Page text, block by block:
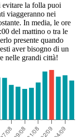
la folla puoi
viaggeranno nei
In media, le ore
del mattino o tra le
presente quando
aver bisogno di un
nelle grandi città!